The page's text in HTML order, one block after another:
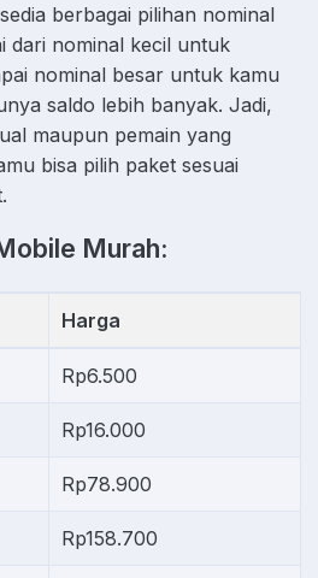
berbagai pilihan nominal
dari nominal kecil untuk
nominal besar untuk kamu
saldo lebih banyak. Jadi,
maupun pemain yang
bisa pilih paket sesuai
Murah:
Harga
Rp6.500
Rp16.000
Rp78.900
Rp158.700